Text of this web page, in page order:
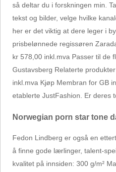
så deltar du i forskningen min.
tekst og bilder, velge hvilke
her er det viktig at dere leger i
prisbelønnede regissøren
kr 578,00 inkl.mva Passer til de
Gustavsberg Relaterte
inkl.mva Kjøp Membran for GB
etablerte JustFashion. Er deres
Norwegian porn star tone
Fedon Lindberg er også en
å finne gode lærlinger, talent-
kvalitet på innsiden: 300 g/m²